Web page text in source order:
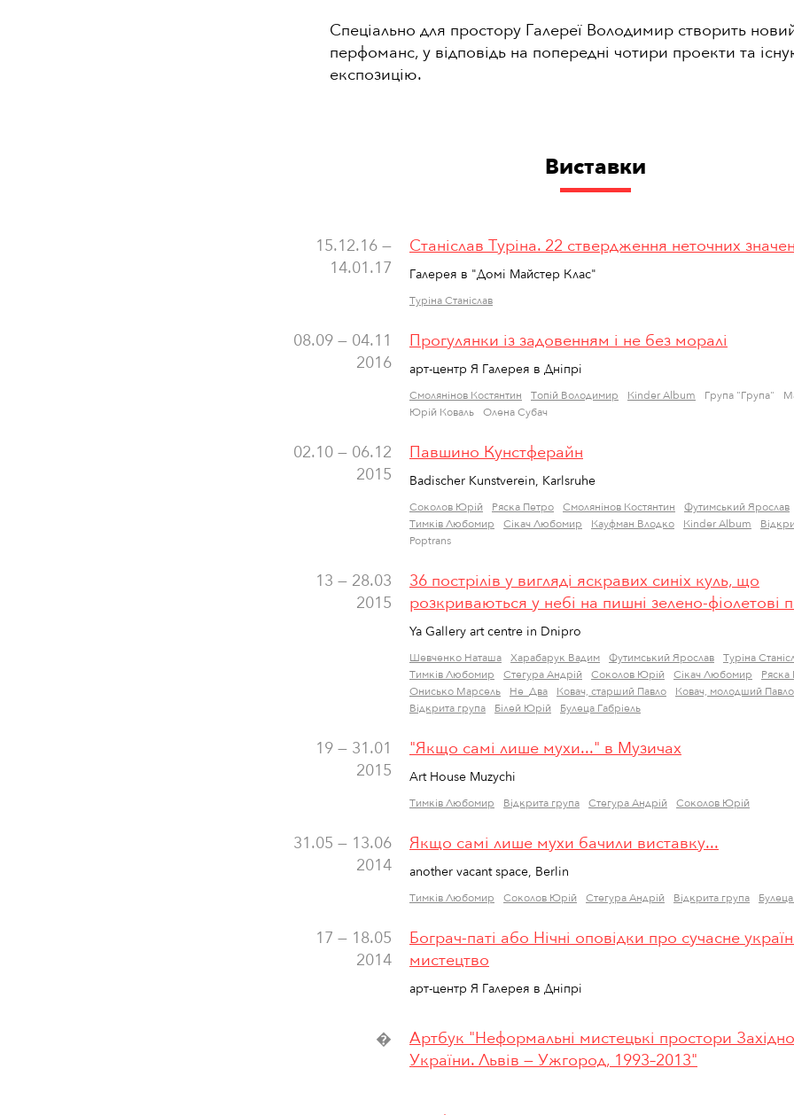
Спеціально для простору Галереї Володимир створить
перфоманс, у відповідь на попередні чотири проекти та
експозицію.
Виставки
15.12.16 —
14.01.17
Станіслав Туріна. 22 ствердження неточних
Галерея в "Домі Майстер Клас"
Туріна Станіслав
08.09 — 04.11
2016
Прогулянки із задовенням і не без моралі
арт-центр Я Галерея в Дніпрі
Смолянінов Костянтин Топій Володимир Кinder Album Група "Група"
Юрій Коваль
Олена Субач
02.10 — 06.12
2015
Павшино Кунстферайн
Badischer Kunstverein, Karlsruhe
Соколов Юрій Ряска Петро Смолянінов Костянтин
Футимський Ярослав
Тимків Любомир
Сікач Любомир Кауфман Влодко Кinder Album
Poptrans
13 — 28.03
2015
36 пострілів у вигляді яскравих синіх куль, що
розкриваються у небі на пишні зелено-фіолетові
Ya Gallery art centre in Dnipro
Шевченко Наташа Харабарук Вадим Футимський Ярослав
Туріна
Тимків Любомир
Стегура Андрій Соколов Юрій Сікач Любомир
Ряска
Онисько Марсель
Не_Два Ковач, старший Павло
Ковач, молодший Павло
Відкрита група
Білей Юрій Булеца Габріель
19 — 31.01
2015
"Якщо самі лише мухи..." в Музичах
Art House Muzychi
Тимків Любомир Відкрита група Стегура Андрій Соколов Юрій
31.05 — 13.06
2014
Якщо самі лише мухи бачили виставку...
another vacant space, Berlin
Тимків Любомир Соколов Юрій Стегура Андрій Відкрита група
17 — 18.05
2014
Бограч-паті або Нічні оповідки про сучасне
мистецтво
арт-центр Я Галерея в Дніпрі
�
Артбук "Неформальні мистецькі простори
України. Львів — Ужгород, 1993–2013"